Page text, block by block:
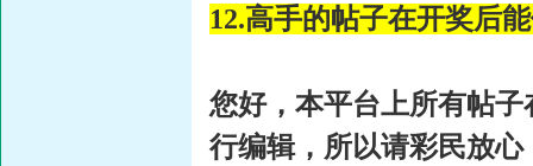
12.高手的帖子在开奖后
您好，本平台上所有帖
行编辑，所以请彩民放